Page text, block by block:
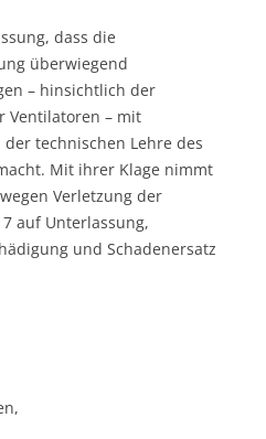
dass die
überwiegend
– hinsichtlich der
Ventilatoren – mit
technischen Lehre des
Mit ihrer Klage nimmt
Verletzung der
auf Unterlassung,
und Schadenersatz